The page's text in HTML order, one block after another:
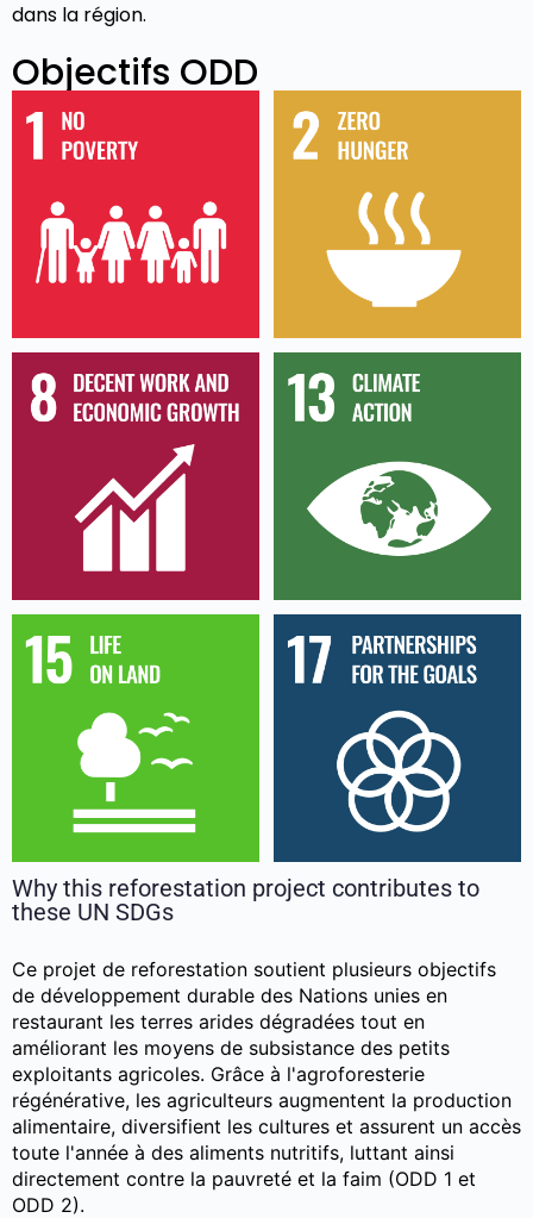
dans la région.
Objectifs ODD
Why this reforestation project contributes to
these UN SDGs
Ce projet de reforestation soutient plusieurs objectifs
de développement durable des Nations unies en
restaurant les terres arides dégradées tout en
améliorant les moyens de subsistance des petits
exploitants agricoles. Grâce à l'agroforesterie
régénérative, les agriculteurs augmentent la production
alimentaire, diversifient les cultures et assurent un accès
toute l'année à des aliments nutritifs, luttant ainsi
directement contre la pauvreté et la faim (ODD 1 et
ODD 2).